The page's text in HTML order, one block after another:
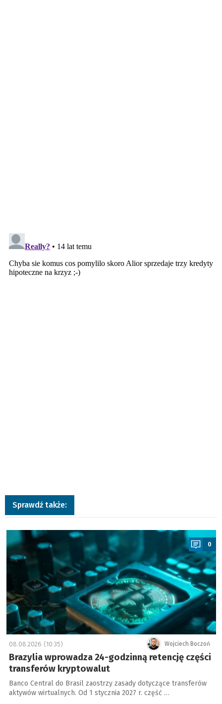
Sprawdź także:
a
0
Wojciech Boczoń
08.08.2026 (10:35)
Brazylia wprowadza 24-godzinną retencję części
transferów kryptowalut
Banco Central do Brasil zaostrzy zasady dotyczące transferów
aktywów wirtualnych. Od 1 stycznia 2027 r. część …